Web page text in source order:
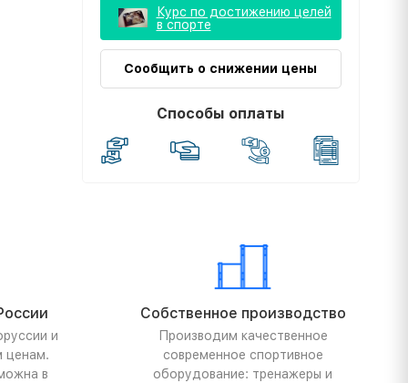
Курс по достижению целей
в спорте
Сообщить о снижении цены
Способы оплаты
и
ценам.
в
Собственное производство
Производим качественное
современное спортивное
оборудование: тренажеры и